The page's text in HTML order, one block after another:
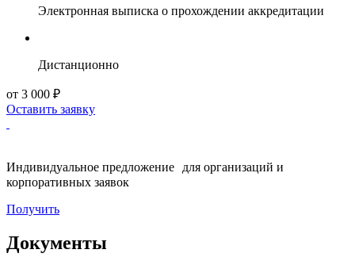
Электронная выписка о прохождении аккредитации
Дистанционно
от 3 000 ₽
Оставить заявку
Индивидуальное предложение для организаций и
корпоративных заявок
Получить
Документы